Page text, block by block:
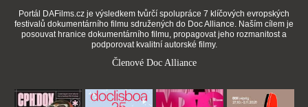
Portál DAFilms.cz je výsledkem tvůrčí spolupráce 7 klíčových evropských
festivalů dokumentárního filmu sdružených do Doc Alliance. Naším cílem je
posouvat hranice dokumentárního filmu, propagovat jeho rozmanitost a
podporovat kvalitní autorské filmy.
Členové Doc Alliance